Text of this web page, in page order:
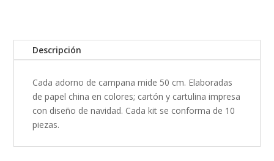
Descripción
Cada adorno de campana mide 50 cm. Elaboradas
de papel china en colores; cartón y cartulina impresa
con diseño de navidad. Cada kit se conforma de 10
piezas.